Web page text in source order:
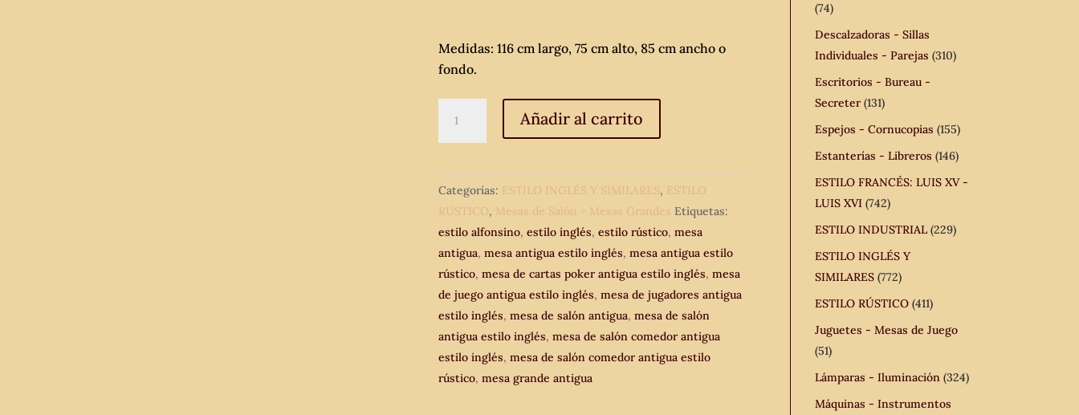
Medidas: 116 cm largo, 75 cm alto, 85 cm ancho o
fondo.
antigua
inglés
en
pizarra.
Mesa
de
juego.
Mesa
de
salón
comedor
antigua
Añadir al carrito
Categorías: ESTILO INGLÉS Y SIMILARES, ESTILO
RÚSTICO, Mesas de Salón - Mesas Grandes Etiquetas:
estilo alfonsino,estilo inglés,estilo rústico,mesa
antigua,mesa antigua estilo inglés,mesa antigua estilo
rústico,mesa de cartas poker antigua estilo inglés,mesa
de juego antigua estilo inglés,mesa de jugadores antigua
estilo inglés,mesa de salón antigua,mesa de salón
antigua estilo inglés,mesa de salón comedor antigua
estilo inglés,mesa de salón comedor antigua estilo
rústico,mesa grande antigua
(74)
Descalzadoras - Sillas
Individuales - Parejas (310)
Escritorios - Bureau -
Secreter (131)
Espejos - Cornucopias (155)
Estanterías - Libreros (146)
ESTILO FRANCÉS: LUIS XV -
LUIS XVI (742)
ESTILO INDUSTRIAL (229)
ESTILO INGLÉS Y
SIMILARES (772)
ESTILO RÚSTICO (411)
Juguetes - Mesas de Juego
(51)
Lámparas - Iluminación (324)
Máquinas - Instrumentos